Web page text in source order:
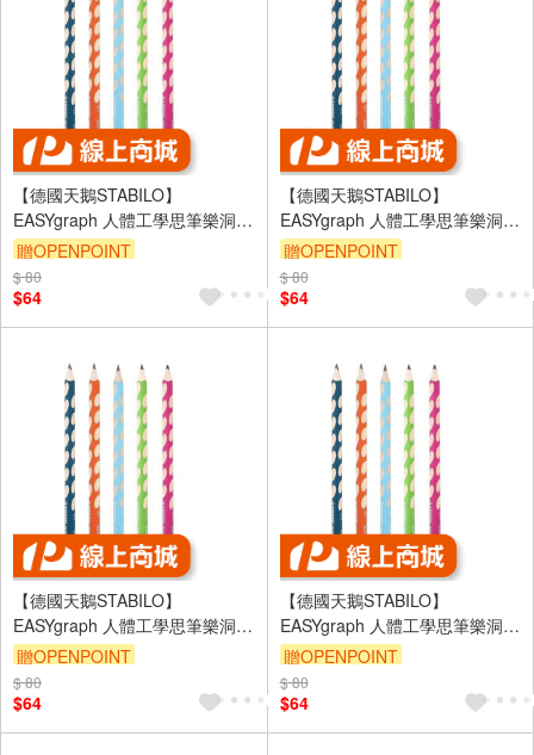
【德國天鵝STABILO】
EASYgraph 人體工學思筆樂洞洞
鉛筆(多色)左/右手右手HB藍綠
(ST322/HB)
贈OPENPOINT
$ 80
$64
【德國天鵝STABILO】
EASYgraph 人體工學思筆樂洞洞
鉛筆(多色)左/右手左手2B粉紅
ST321/01-2B-6
贈OPENPOINT
$ 80
$64
【德國天鵝STABILO】
EASYgraph 人體工學思筆樂洞洞
鉛筆(多色)左/右手左手HB粉綠
ST321/15-HB-6
贈OPENPOINT
$ 80
$64
【德國天鵝STABILO】
EASYgraph 人體工學思筆樂洞洞
鉛筆(多色)左/右手左手HB粉紅
ST321/01-HB-6
贈OPENPOINT
$ 80
$64